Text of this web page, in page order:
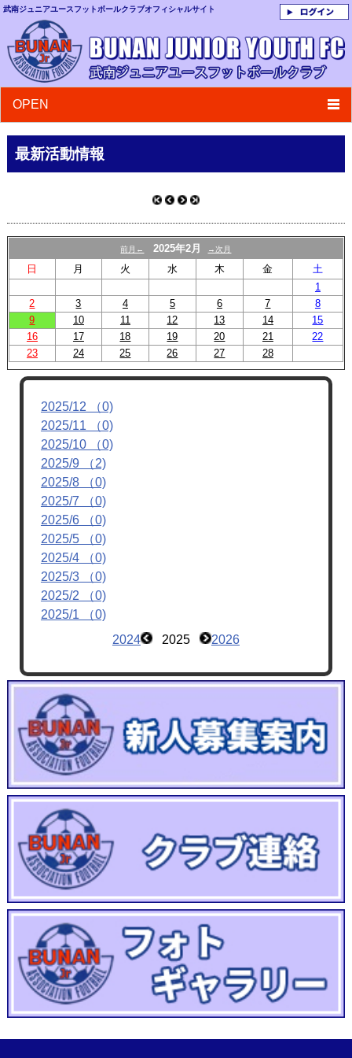
武南ジュニアユースフットボールクラブオフィシャルサイト
OPEN
最新活動情報
前月← 2025年2月 →次月
日 月 火 水 木 金
土
1
2
3 4 5 6 7
8
9
10 11 12 13 14
15
16
17 18 19 20 21
22
23
24 25 26 27 28
2025/12 （0)
2025/11 （0)
2025/10 （0)
2025/9 （2)
2025/8 （0)
2025/7 （0)
2025/6 （0)
2025/5 （0)
2025/4 （0)
2025/3 （0)
2025/2 （0)
2025/1 （0)
2024
2025 2026